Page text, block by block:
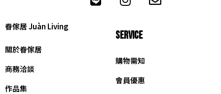
眷傢居 Juàn Living
關於眷傢居
商務洽談
作品集
SERVICE
購物需知
會員優惠